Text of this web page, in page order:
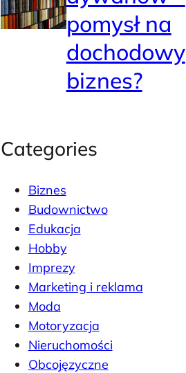
pomysł na
dochodowy
biznes?
Categories
Biznes
Budownictwo
Edukacja
Hobby
Imprezy
Marketing i reklama
Moda
Motoryzacja
Nieruchomości
Obcojęzyczne